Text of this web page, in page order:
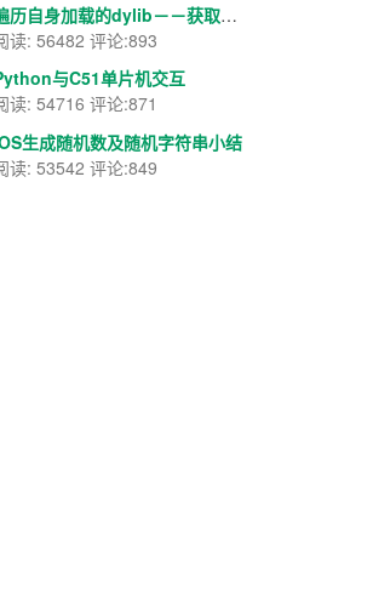
遍历自身加载的dylib－－获取载入地址和ASLR地址等
读: 56482 评论:893
与C51单片机交互
读: 54716 评论:871
生成随机数及随机字符串小结
读: 53542 评论:849